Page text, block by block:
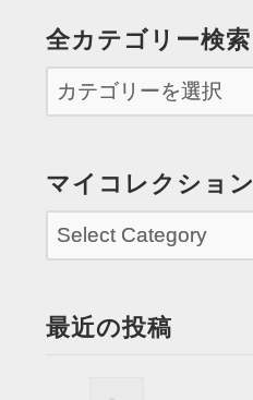
全カテゴリー検索
マイコレクション
最近の投稿